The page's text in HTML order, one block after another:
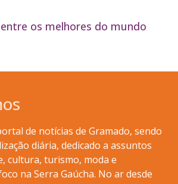
os melhores do mundo
de notícias de Gramado, sendo
diária, dedicado a assuntos
cultura, turismo, moda e
na Serra Gaúcha. No ar desde